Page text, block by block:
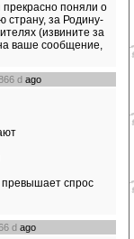
прекрасно поняли о
страну, за Родину-
(извините за
ваше сообщение,
d ago
превышает спрос
dago